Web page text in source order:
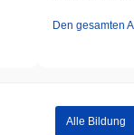
Den gesamten
Alle Bildung